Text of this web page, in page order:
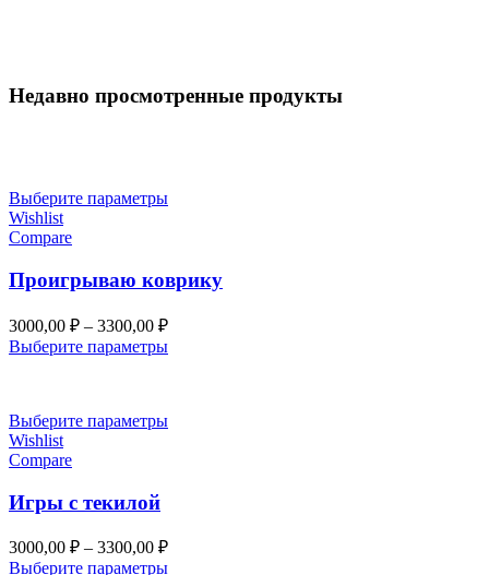
Недавно просмотренные продукты
Выберите параметры
Wishlist
Compare
Проигрываю коврику
3000,00 ₽ – 3300,00 ₽Диапазон
цен:
Выберите параметры
Выберите параметры
Wishlist
Compare
Игры с текилой
3000,00 ₽ – 3300,00 ₽Диапазон
цен:
Выберите параметры